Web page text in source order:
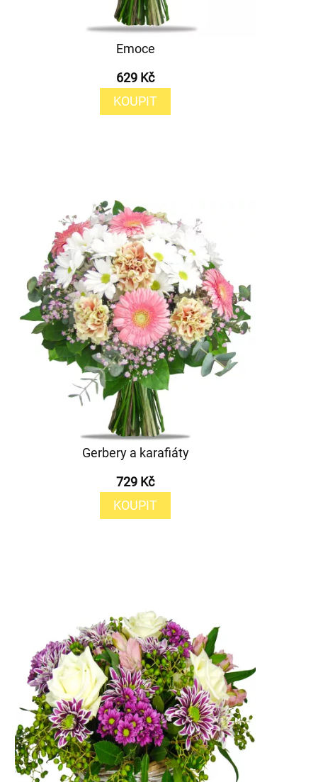
Emoce
629 Kč
KOUPIT
Gerbery a karafiáty
729 Kč
KOUPIT